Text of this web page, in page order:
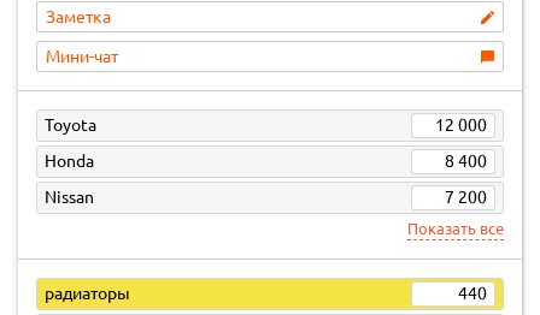
Заметка
Мини-чат
Toyota
12 000
Honda
8 400
Nissan
7 200
Показать все
радиаторы
440